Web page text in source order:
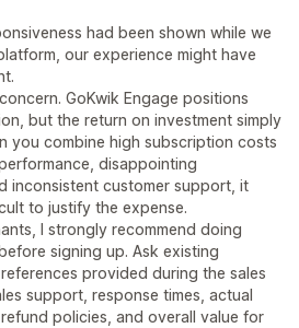
had been shown while we
our experience might have
GoKwik Engage positions
but the return on investment simply
you combine high subscription costs
disappointing
inconsistent customer support, it
to justify the expense.
I strongly recommend doing
signing up. Ask existing
provided during the sales
support, response times, actual
policies, and overall value for